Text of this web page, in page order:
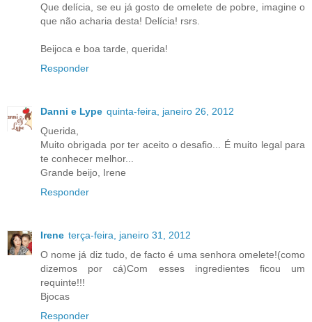
Que delícia, se eu já gosto de omelete de pobre, imagine o
que não acharia desta! Delícia! rsrs.
Beijoca e boa tarde, querida!
Responder
Danni e Lype quinta-feira, janeiro 26, 2012
Querida,
Muito obrigada por ter aceito o desafio... É muito legal para
te conhecer melhor...
Grande beijo, Irene
Responder
Irene terça-feira, janeiro 31, 2012
O nome já diz tudo, de facto é uma senhora omelete!(como
dizemos por cá)Com esses ingredientes ficou um
requinte!!!
Bjocas
Responder